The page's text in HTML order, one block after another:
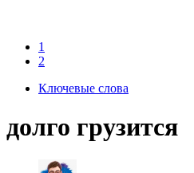
1
2
Ключевые слова
долго грузится